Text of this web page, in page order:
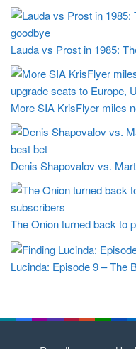
Lauda vs Prost in 1985:
More SIA KrisFlyer miles
Denis Shapovalov vs.
The Onion turned back to
Lucinda: Episode 9 – The